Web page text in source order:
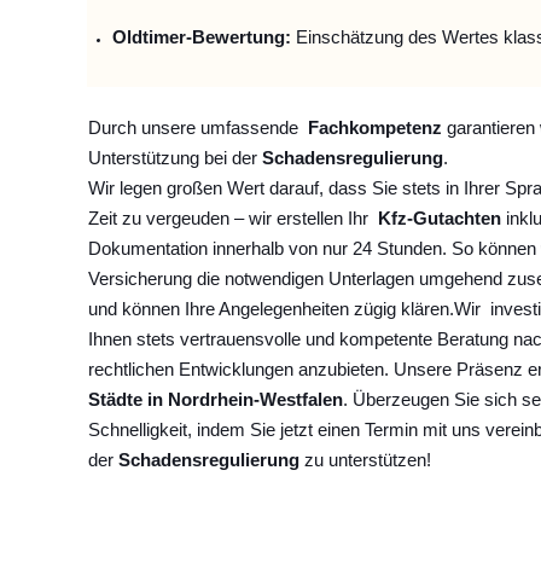
Oldtimer-Bewertung: Einschätzung des Wertes
Durch unsere umfassende Fachkompetenz garantieren
Unterstützung bei der Schadensregulierung.
Wir legen großen Wert darauf, dass Sie stets in Ihrer
Zeit zu vergeuden – wir erstellen Ihr
Kfz-Gutachten
Dokumentation innerhalb von nur 24 Stunden. So
Versicherung die notwendigen Unterlagen umgehend
und können Ihre Angelegenheiten zügig klären.Wir
Ihnen stets vertrauensvolle und kompetente Beratung
rechtlichen Entwicklungen anzubieten. Unsere Präsenz
Städte in Nordrhein-Westfalen. Überzeugen Sie sich
Schnelligkeit, indem Sie jetzt einen Termin mit uns
der Schadensregulierung zu unterstützen!